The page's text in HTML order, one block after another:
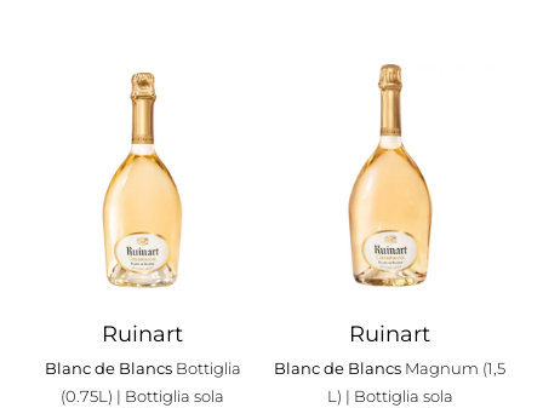
Ruinart
Blanc de Blancs Bottiglia
(0.75L) | Bottiglia sola
Ruinart
Blanc de Blancs Magnum (1,5
L) | Bottiglia sola